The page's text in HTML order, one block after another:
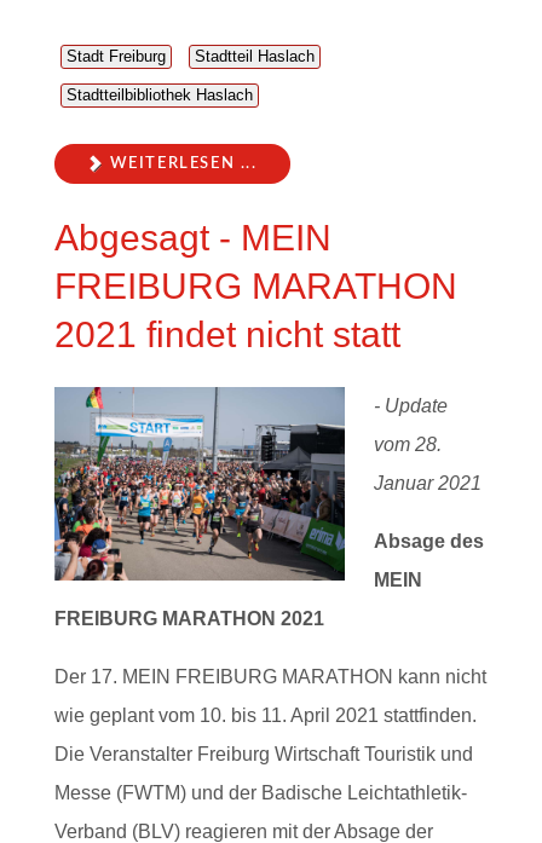
Stadt Freiburg Stadtteil Haslach
Stadtteilbibliothek Haslach
WEITERLESEN ...
Abgesagt - MEIN
FREIBURG MARATHON
2021 findet nicht statt
- Update
vom 28.
Januar 2021
Absage des
MEIN
FREIBURG MARATHON 2021
Der 17. MEIN FREIBURG MARATHON kann nicht
wie geplant vom 10. bis 11. April 2021 stattfinden.
Die Veranstalter Freiburg Wirtschaft Touristik und
Messe (FWTM) und der Badische Leichtathletik-
Verband (BLV) reagieren mit der Absage der